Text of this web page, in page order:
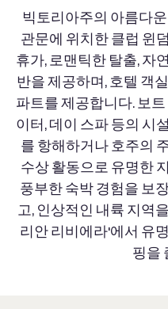
빅토리아주의 아름다
관문에 위치한 클럽 윈
휴가, 로맨틱한 탈출, 자
반을 제공하며, 호텔 객
파트를 제공합니다. 보
이터, 데이 스파 등의 시
를 항해하거나 호주의
수상 활동으로 유명한
풍부한 숙박 경험을 보
고, 인상적인 내륙 지역
리안 리비에라'에서 유
핑을